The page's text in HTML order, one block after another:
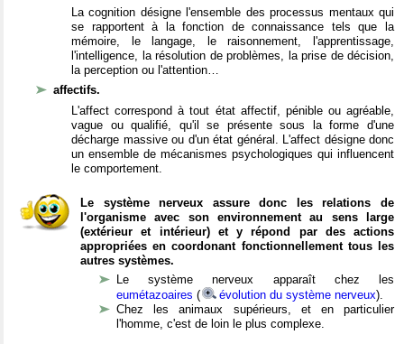
La cognition désigne l'ensemble des processus mentaux qui
se rapportent à la fonction de connaissance tels que la
mémoire, le langage, le raisonnement, l'apprentissage,
l'intelligence, la résolution de problèmes, la prise de décision,
la perception ou l'attention…
affectifs.
L'affect correspond à tout état affectif, pénible ou agréable,
vague ou qualifié, qu'il se présente sous la forme d'une
décharge massive ou d'un état général. L'affect désigne donc
un ensemble de mécanismes psychologiques qui influencent
le comportement.
Le système nerveux assure donc les relations de
l'organisme avec son environnement au sens large
(extérieur et intérieur) et y répond par des actions
appropriées en coordonant fonctionnellement tous les
autres systèmes.
Le système nerveux apparaît chez les
eumétazoaires ( évolution du système nerveux).
Chez les animaux supérieurs, et en particulier
l'homme, c'est de loin le plus complexe.